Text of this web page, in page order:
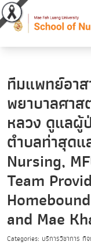
ทีมแพทย์อาส
พยาบาลศา
หลวง ดูแลผู้
ตำบลท่าสุด
Nursing,
Team
and Mae
Categories: บริการวิชาการ กิ